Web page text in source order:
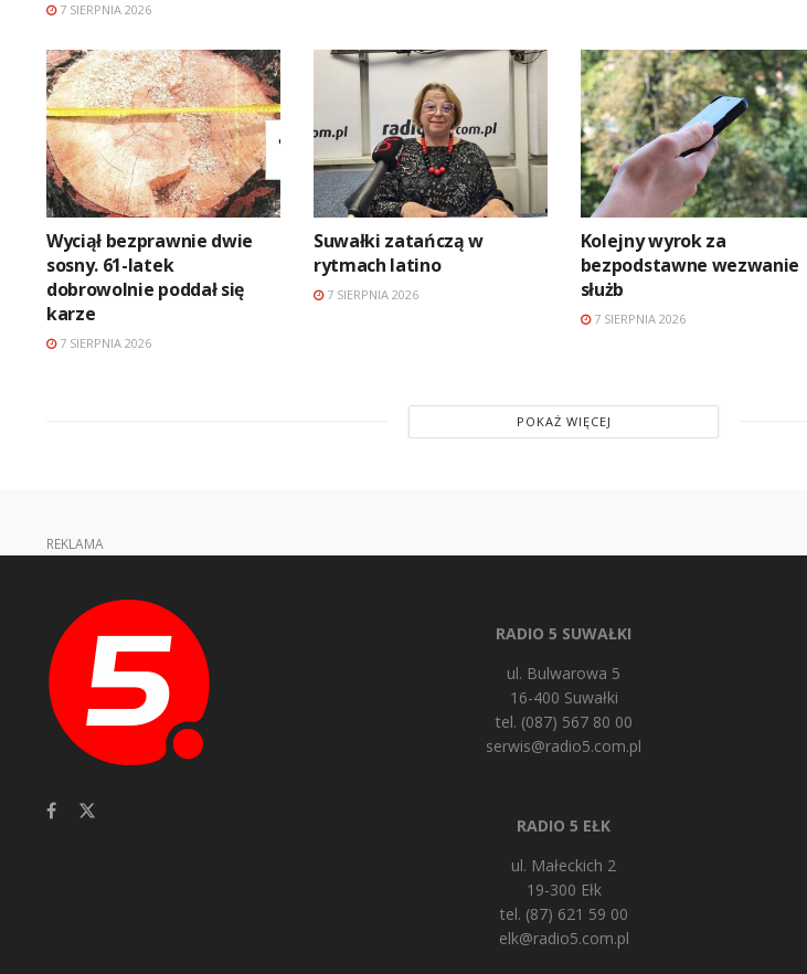
7 SIERPNIA 2026
Wyciął bezprawnie dwie
sosny. 61-latek
dobrowolnie poddał się
karze
7 SIERPNIA 2026
Suwałki zatańczą w
rytmach latino
7 SIERPNIA 2026
Kolejny wyrok za
bezpodstawne wezwanie
służb
7 SIERPNIA 2026
POKAŻ WIĘCEJ
REKLAMA
RADIO 5 SUWAŁKI
ul. Bulwarowa 5
16-400 Suwałki
tel. (087) 567 80 00
serwis@radio5.com.pl
RADIO 5 EŁK
ul. Małeckich 2
19-300 Ełk
tel. (87) 621 59 00
elk@radio5.com.pl